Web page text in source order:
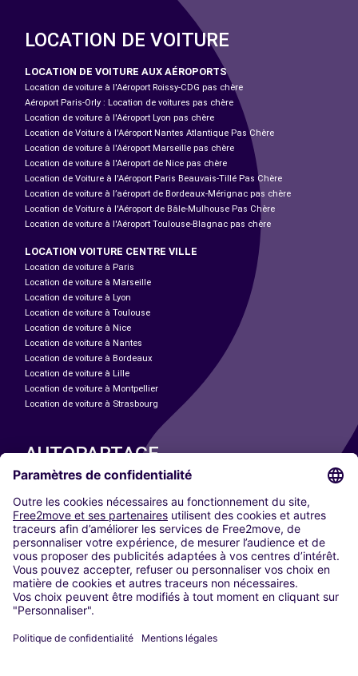
LOCATION DE VOITURE
LOCATION DE VOITURE AUX AÉROPORTS
Location de voiture à l'Aéroport Roissy-CDG pas chère
Aéroport Paris-Orly : Location de voitures pas chère
Location de voiture à l'Aéroport Lyon pas chère
Location de Voiture à l'Aéroport Nantes Atlantique Pas Chère
Location de voiture à l'Aéroport Marseille pas chère
Location de voiture à l'Aéroport de Nice pas chère
Location de Voiture à l'Aéroport Paris Beauvais-Tillé Pas Chère
Location de voiture à l’aéroport de Bordeaux-Mérignac pas chère
Location de Voiture à l'Aéroport de Bâle-Mulhouse Pas Chère
Location de voiture à l'Aéroport Toulouse-Blagnac pas chère
LOCATION VOITURE CENTRE VILLE
Location de voiture à Paris
Location de voiture à Marseille
Location de voiture à Lyon
Location de voiture à Toulouse
Location de voiture à Nice
Location de voiture à Nantes
Location de voiture à Bordeaux
Location de voiture à Lille
Location de voiture à Montpellier
Location de voiture à Strasbourg
AUTOPARTAGE
Paris
Madrid
Washington DC
Milan
Rome
Turin
Vienne
Berlin
Düsseldorf